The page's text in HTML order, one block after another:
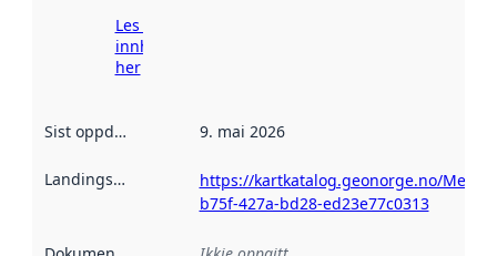
Les meir om
innhenting
her
Sist oppdatert 9. mai 2026
Landingsside
https://kartkatalog.geonorge.no/
b75f-427a-bd28-ed23e77c0313